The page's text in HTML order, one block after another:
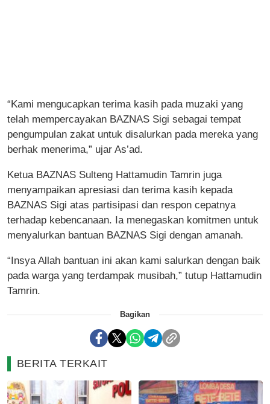
“Kami mengucapkan terima kasih pada muzaki yang
telah mempercayakan BAZNAS Sigi sebagai tempat
pengumpulan zakat untuk disalurkan pada mereka yang
berhak menerima,” ujar As’ad.
Ketua BAZNAS Sulteng Hattamudin Tamrin juga
menyampaikan apresiasi dan terima kasih kepada
BAZNAS Sigi atas partisipasi dan respon cepatnya
terhadap kebencanaan. Ia menegaskan komitmen untuk
menyalurkan bantuan BAZNAS Sigi dengan amanah.
“Insya Allah bantuan ini akan kami salurkan dengan baik
pada warga yang terdampak musibah,” tutup Hattamudin
Tamrin.
Bagikan
BERITA TERKAIT